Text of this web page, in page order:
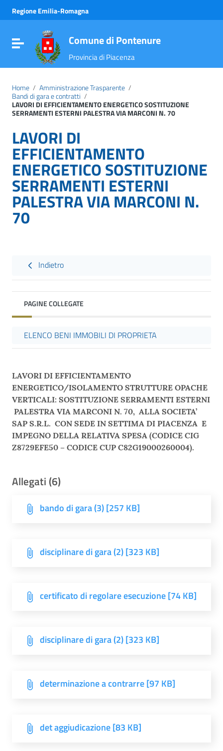
Vai al menu di navigazione
Vai al footer
Regione Emilia-Romagna
Attiva / disattiva la navigazione
Comune di Pontenure
Provincia di Piacenza
Home / Amministrazione Trasparente /
Bandi di gara e contratti /
LAVORI DI EFFICIENTAMENTO ENERGETICO SOSTITUZIONE
SERRAMENTI ESTERNI PALESTRA VIA MARCONI N. 70
LAVORI DI
EFFICIENTAMENTO
ENERGETICO SOSTITUZIONE
SERRAMENTI ESTERNI
PALESTRA VIA MARCONI N.
70
Indietro
PAGINE COLLEGATE
ELENCO BENI IMMOBILI DI PROPRIETA
LAVORI DI EFFICIENTAMENTO
ENERGETICO/ISOLAMENTO STRUTTURE OPACHE
VERTICALI: SOSTITUZIONE SERRAMENTI ESTERNI
PALESTRA VIA MARCONI N. 70, ALLA SOCIETA’
SAP S.R.L. CON SEDE IN SETTIMA DI PIACENZA E
IMPEGNO DELLA RELATIVA SPESA (CODICE CIG
Z8729EFE50 – CODICE CUP C82G19000260004).
Allegati (6)
bando di gara (3) [257 KB]
disciplinare di gara (2) [323 KB]
certificato di regolare esecuzione [74 KB]
disciplinare di gara (2) [323 KB]
determinazione a contrarre [97 KB]
det aggiudicazione [83 KB]